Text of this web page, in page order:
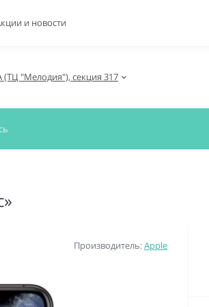
и новости
(ТЦ "Мелодия"), секция 317
Производитель:Apple